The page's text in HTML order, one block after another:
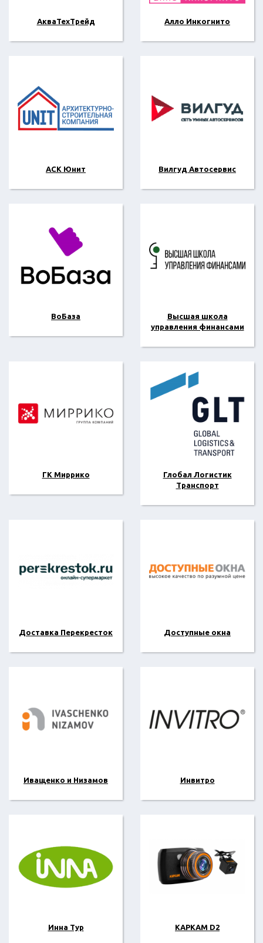
АкваТехТрейд Алло Инкогнито
АСК Юнит Вилгуд Автосервис
ВоБаза
Высшая школа
управления финансами
ГК Миррико
Глобал Логистик
Транспорт
Доставка Перекресток Доступные окна
Иващенко и Низамов Инвитро
Инна Тур КАРКАМ D2